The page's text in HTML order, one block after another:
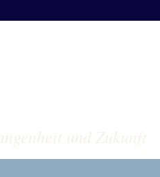
und Zukunft